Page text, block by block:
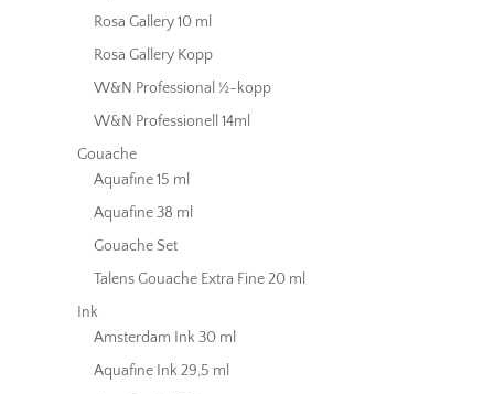
Rosa Gallery 10 ml
Rosa Gallery Kopp
W&N Professional ½-kopp
W&N Professionell 14ml
Gouache
Aquafine 15 ml
Aquafine 38 ml
Gouache Set
Talens Gouache Extra Fine 20 ml
Ink
Amsterdam Ink 30 ml
Aquafine Ink 29,5 ml